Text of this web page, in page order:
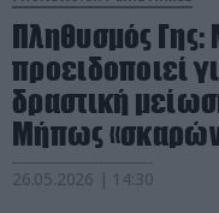
Πληθυσμός Γης:
προειδοποιεί
δραστική
Mήπως
26.05.2026 | 14:30